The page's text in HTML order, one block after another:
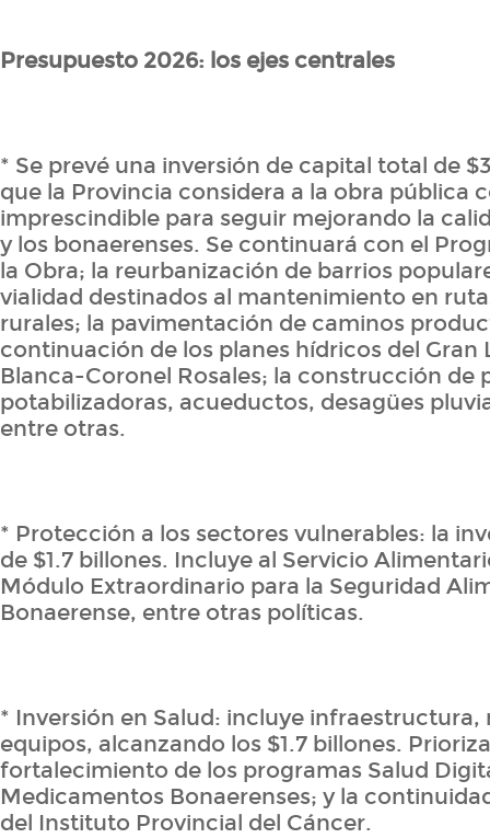
Presupuesto 2026: los ejes centrales
* Se prevé una inversión de capital total de
que la Provincia considera a la obra pública
imprescindible para seguir mejorando la
y los bonaerenses. Se continuará con el
la Obra; la reurbanización de barrios
vialidad destinados al mantenimiento en
rurales; la pavimentación de caminos
continuación de los planes hídricos del Gran
Blanca-Coronel Rosales; la construcción de
potabilizadoras, acueductos, desagües
entre otras.
* Protección a los sectores vulnerables: la
de $1.7 billones. Incluye al Servicio
Módulo Extraordinario para la Seguridad
Bonaerense, entre otras políticas.
* Inversión en Salud: incluye infraestructura,
equipos, alcanzando los $1.7 billones.
fortalecimiento de los programas Salud
Medicamentos Bonaerenses; y la
del Instituto Provincial del Cáncer.